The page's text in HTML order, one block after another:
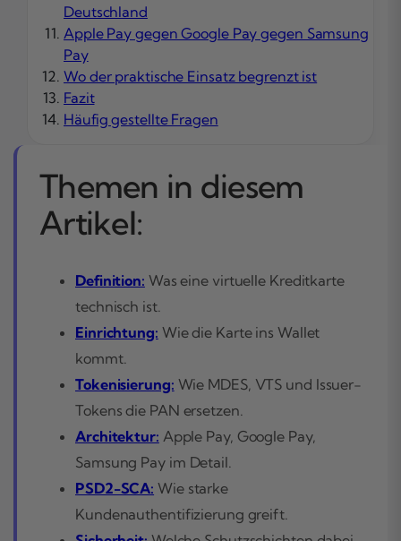
Deutschland
Apple Pay gegen Google Pay gegen Samsung
Pay
Wo der praktische Einsatz begrenzt ist
Fazit
Häufig gestellte Fragen
Themen in diesem
Artikel:
Definition: Was eine virtuelle Kreditkarte
technisch ist.
Einrichtung: Wie die Karte ins Wallet
kommt.
Tokenisierung: Wie MDES, VTS und Issuer-
Tokens die PAN ersetzen.
Architektur: Apple Pay, Google Pay,
Samsung Pay im Detail.
PSD2-SCA: Wie starke
Kundenauthentifizierung greift.